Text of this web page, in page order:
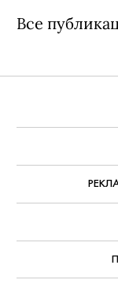
Все